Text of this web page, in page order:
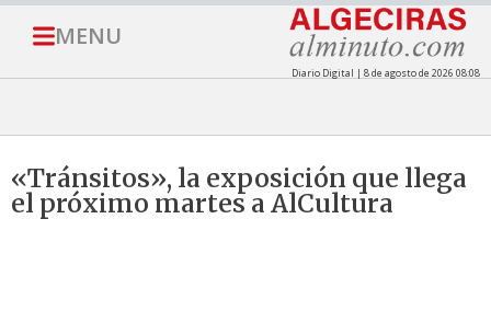
MENU
Diario Digital | 8 de agosto de 2026 08:08
«Tránsitos», la exposición que llega
el próximo martes a AlCultura